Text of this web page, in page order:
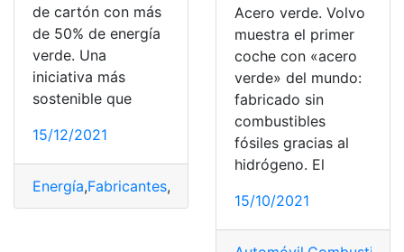
de cartón con más
de 50% de energía
verde. Una
iniciativa más
sostenible que
15/12/2021
Energía,Fabricantes,
Acero verde. Volvo
muestra el primer
coche con «acero
verde» del mundo:
fabricado sin
combustibles
fósiles gracias al
hidrógeno. El
15/10/2021